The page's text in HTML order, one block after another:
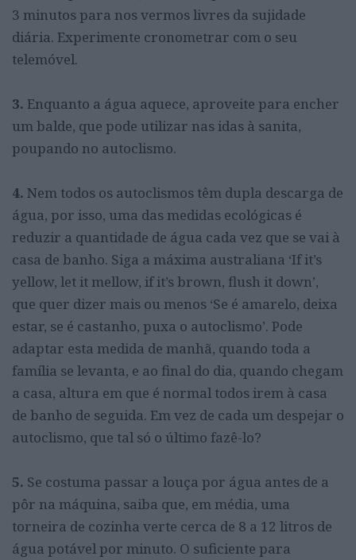
3 minutos para nos vermos livres da sujidade
diária. Experimente cronometrar com o seu
telemóvel.
3. Enquanto a água aquece, aproveite para encher
um balde, que pode utilizar nas idas à sanita,
poupando no autoclismo.
4. Nem todos os autoclismos têm dupla descarga de
água, por isso, uma das medidas ecológicas é
reduzir a quantidade de água cada vez que se vai à
casa de banho. Siga a máxima australiana ‘If it’s
yellow, let it mellow, if it’s brown, flush it down’,
que quer dizer mais ou menos ‘Se é amarelo, deixa
estar, se é castanho, puxa o autoclismo’. Pode
adaptar esta medida de manhã, quando toda a
família se levanta, e ao final do dia, quando chegam
a casa, altura em que é normal todos irem à casa
de banho de seguida. Em vez de cada um despejar o
autoclismo, que tal só o último fazê-lo?
5. Se costuma passar a louça por água antes de a
pôr na máquina, saiba que, em média, uma
torneira de cozinha verte cerca de 8 a 12 litros de
água potável por minuto. O suficiente para